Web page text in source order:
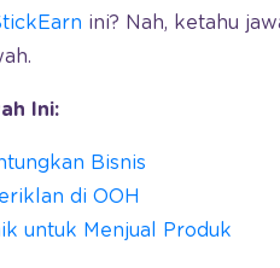
ini? Nah, ketahu
Ini:
Bisnis
di OOH
untuk Menjual Produk